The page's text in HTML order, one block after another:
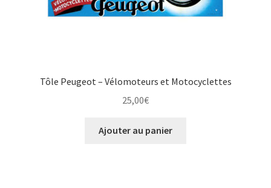
Tôle Peugeot – Vélomoteurs et Motocyclettes
25,00€
Ajouter au panier